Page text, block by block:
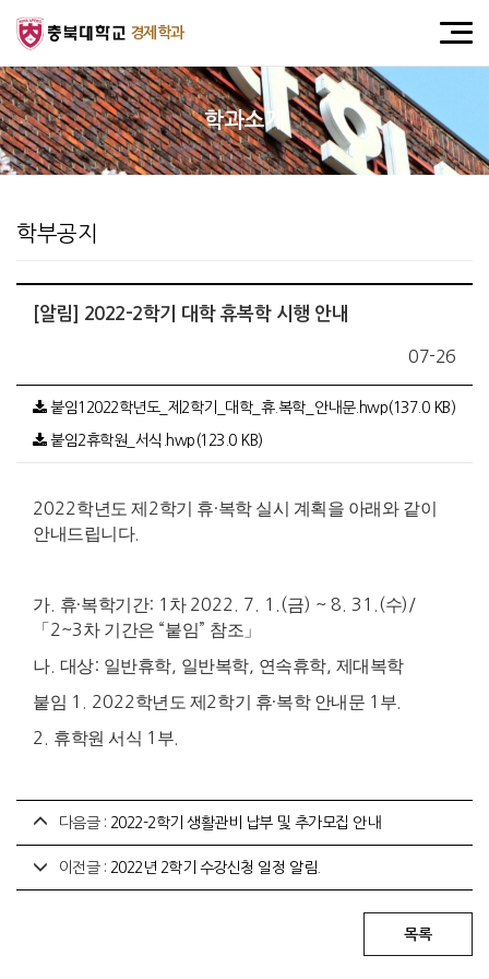
경제학과
학과소개
학부공지
[알림] 2022-2학기 대학 휴복학 시행 안내
07-26
붙임12022학년도_제2학기_대학_휴.복학_안내문.hwp(137.0 KB)
붙임2휴학원_서식.hwp(123.0 KB)
2022학년도 제 2학기 휴·복학 실시 계획을 아래와 같이
안내드립니다.
가. 휴·복학기간: 1 차 2022. 7. 1.(금) ~ 8. 31.(수)/
「 2~3차 기간은 “붙임” 참조 」
나. 대상: 일반휴학, 일반복학, 연속휴학, 제대복학
붙임 1. 2022학년도 제 2학기 휴·복학 안내문 1 부
2. 휴학원 서식 1 부
다음글 : 2022-2학기 생활관비 납부 및 추가모집 안내
이전글 : 2022년 2학기 수강신청 일정 알림.